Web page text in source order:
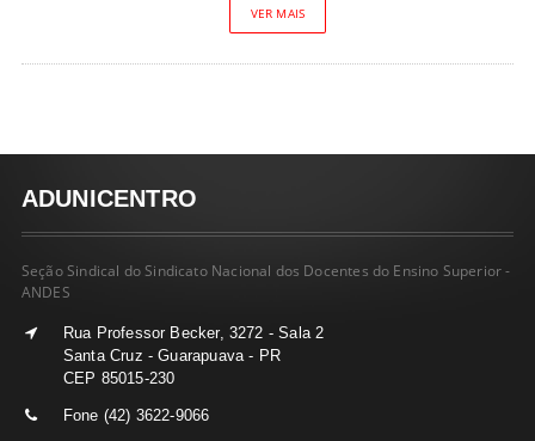
VER MAIS
ADUNICENTRO
Seção Sindical do Sindicato Nacional dos Docentes do Ensino Superior -
ANDES
Rua Professor Becker, 3272 - Sala 2
Santa Cruz - Guarapuava - PR
CEP 85015-230
Fone (42) 3622-9066